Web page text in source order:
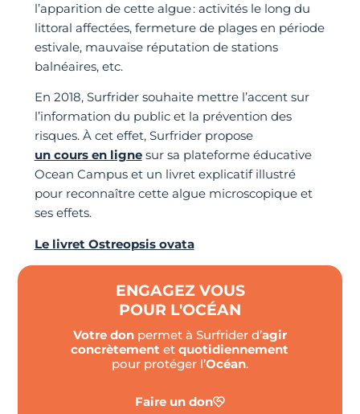
l’apparition de cette algue : activités le long du
littoral affectées, fermeture de plages en période
estivale, mauvaise réputation de stations
balnéaires, etc.
En 2018, Surfrider souhaite mettre l’accent sur
l’information du public et la prévention des
risques. À cet effet, Surfrider propose
un cours en lignesur sa plateforme éducative
Ocean Campus et un livret explicatif illustré
pour reconnaître cette algue microscopique et
ses effets.
Le livret Ostreopsis ovata
ENGAGEZ VOUS
POUR L'OCÉAN
Votre donpermet à Surfrider d’agir
concrètement etquotidiennement
pour protéger l’Océan.
Faire un don